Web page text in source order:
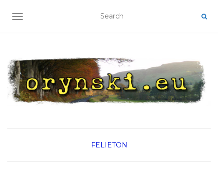
TOGGLE NAVIGATION
FELIETON